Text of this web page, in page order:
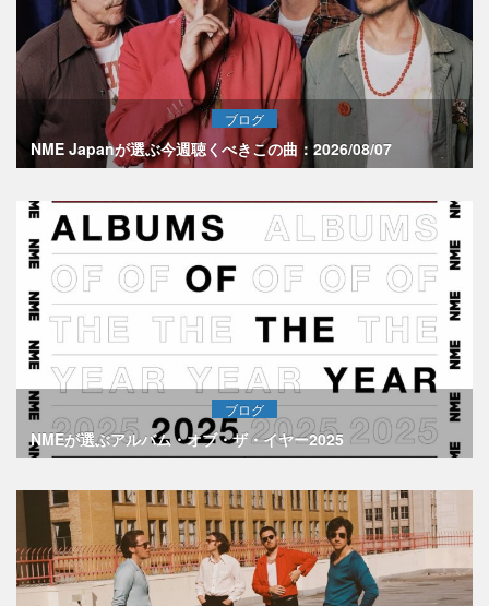
ブログ
NME Japanが選ぶ今週聴くべきこの曲：2026/08/07
ブログ
NMEが選ぶアルバム・オブ・ザ・イヤー2025